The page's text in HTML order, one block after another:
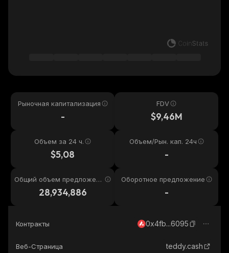
Рыночная капитализация
-
FDV
$9,46M
Объем за 24 ч.
$5,08
Объем/Рын. кап. 24ч
-
Общий объем предложени
28,934,886
Оборотное предложение
-
Контракты 0x4fb...6095
Веб-Страница teddy.cash